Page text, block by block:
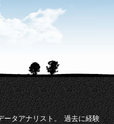
ータアナリスト。 過去に経験